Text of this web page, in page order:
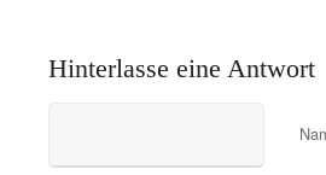
Hinterlasse eine Antwort